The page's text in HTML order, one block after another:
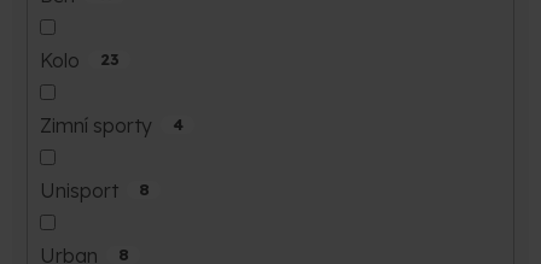
Kolo 23
Zimní sporty 4
Unisport 8
Urban 8